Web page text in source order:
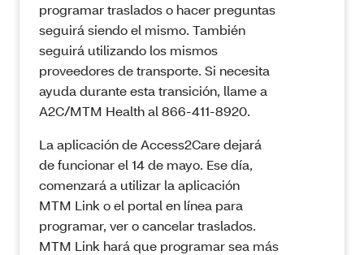
programar traslados o hacer preguntas
seguirá siendo el mismo. También
seguirá utilizando los mismos
proveedores de transporte. Si necesita
ayuda durante esta transición, llame a
A2C/MTM Health al 866‑411‑8920.
La aplicación de Access2Care dejará
de funcionar el 14 de mayo. Ese día,
comenzará a utilizar la aplicación
MTM Link o el portal en línea para
programar, ver o cancelar traslados.
MTM Link hará que programar sea más